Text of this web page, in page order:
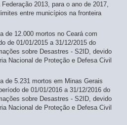
2013, para o ano de 2017,
entre municípios na fronteira
de 12.000 mortos no Ceará com
de 01/01/2015 a 31/12/2015 do
sobre Desastres - S2ID, devido
Nacional de Proteção e Defesa Civil
de 5.231 mortos em Minas Gerais
de 01/01/2016 a 31/12/2016 do
sobre Desastres - S2ID, devido
Nacional de Proteção e Defesa Civil